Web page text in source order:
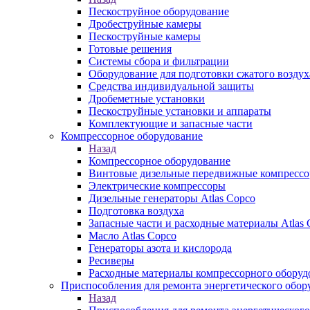
Пескоструйное оборудование
Дробеструйные камеры
Пескоструйные камеры
Готовые решения
Системы сбора и фильтрации
Оборудование для подготовки сжатого
Средства индивидуальной защиты
Дробеметные установки
Пескоструйные установки и аппараты
Комплектующие и запасные части
Компрессорное оборудование
Назад
Компрессорное оборудование
Винтовые дизельные передвижные
Электрические компрессоры
Дизельные генераторы Atlas Copco
Подготовка воздуха
Запасные части и расходные материалы Atlas
Масло Atlas Copco
Генераторы азота и кислорода
Ресиверы
Расходные материалы компрессорного
Приспособления для ремонта энергетического
Назад